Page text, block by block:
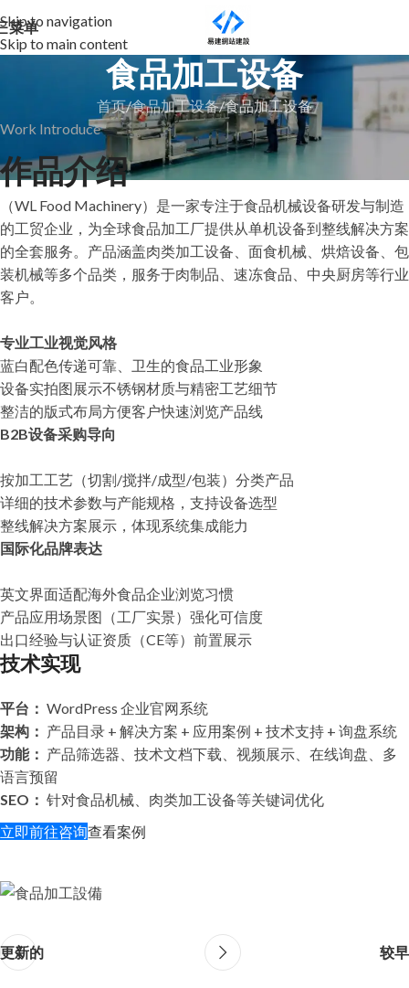
Skip to navigation
Skip to main content
菜单
食品加工设备
首页 食品加工设备 食品加工设备
Work Introduce
作品介绍
（WL Food Machinery）是一家专注于食品机械设备研发与制造
的工贸企业，为全球食品加工厂提供从单机设备到整线解决方案
的全套服务。产品涵盖肉类加工设备、面食机械、烘焙设备、包
装机械等多个品类，服务于肉制品、速冻食品、中央厨房等行业
客户。
专业工业视觉风格
蓝白配色传递可靠、卫生的食品工业形象
设备实拍图展示不锈钢材质与精密工艺细节
整洁的版式布局方便客户快速浏览产品线
B2B设备采购导向
按加工工艺（切割/搅拌/成型/包装）分类产品
详细的技术参数与产能规格，支持设备选型
整线解决方案展示，体现系统集成能力
国际化品牌表达
英文界面适配海外食品企业浏览习惯
产品应用场景图（工厂实景）强化可信度
出口经验与认证资质（CE等）前置展示
技术实现
平台： WordPress 企业官网系统
架构： 产品目录 + 解决方案 + 应用案例 + 技术支持 + 询盘系统
功能： 产品筛选器、技术文档下载、视频展示、在线询盘、多
语言预留
SEO： 针对食品机械、肉类加工设备等关键词优化
立即前往咨询查看案例
更新的 较早